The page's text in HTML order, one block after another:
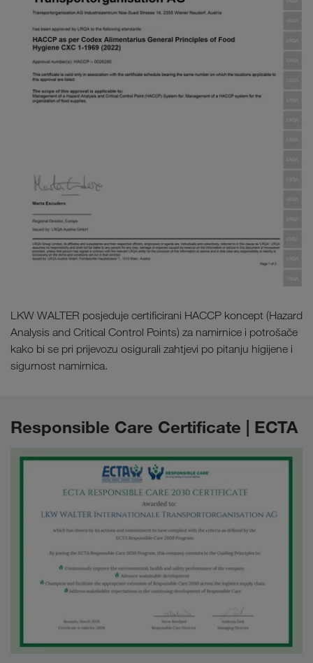
LKW WALTER posjeduje certificirani HACCP koncept (Hazard
Analysis and Critical Control Points) za namirnice i potrošače
kako bi se pri prijevozu osigurali zahtjevi po pitanju higijene i
sigurnost namirnica.
Responsible Care Certificate | ECTA